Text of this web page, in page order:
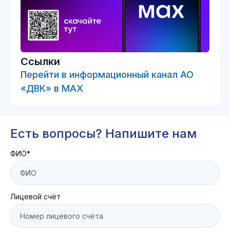
Ссылки
Перейти в информационный канал АО
«ДВК» в MAX
Есть вопросы? Напишите нам
ФИО*
Лицевой счёт